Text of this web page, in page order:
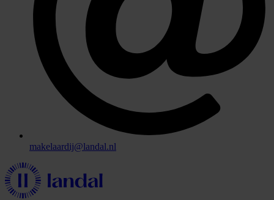
makelaardij@landal.nl